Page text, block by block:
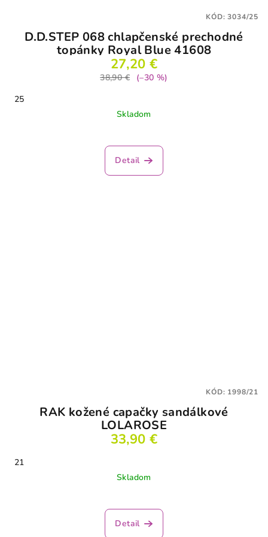
D.D.STEP 068 chlapčenské prechodné
topánky Royal Blue 41608
27,20 €
38,90 €
(–30 %)
25
Skladom
Detail
KÓD:3034/25
RAK kožené capačky sandálkové
LOLAROSE
33,90 €
21
Skladom
Detail
KÓD: 1998/21